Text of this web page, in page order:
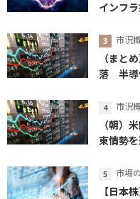
インフ
市況
（まと
落 半導
市況
（朝）
東情勢
市場の
【日本